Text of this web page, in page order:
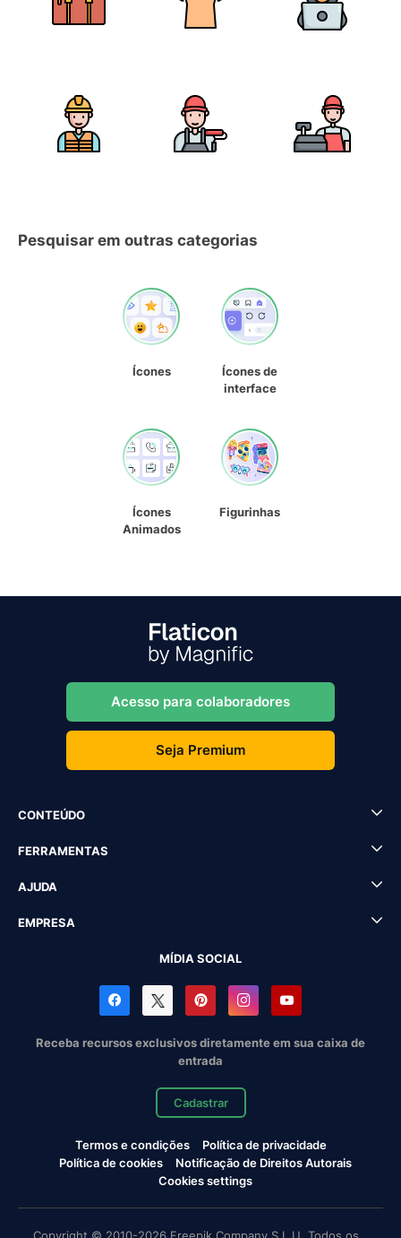
Pesquisar em outras categorias
Ícones
Ícones de
interface
Ícones
Animados
Figurinhas
Acesso para colaboradores
Seja Premium
CONTEÚDO
FERRAMENTAS
AJUDA
EMPRESA
MÍDIA SOCIAL
Receba recursos exclusivos diretamente em sua caixa de
entrada
Cadastrar
Termos e condições
Política de privacidade
Política de cookies
Notificação de Direitos Autorais
Cookies settings